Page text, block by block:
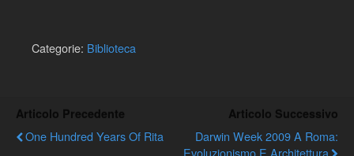
Categorie: Biblioteca
Articolo Precedente
One Hundred Years Of Rita
Articolo Successivo
Darwin Week 2009 A Roma:
Evoluzionismo E Architettura